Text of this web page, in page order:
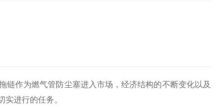
作为燃气管防尘塞进入市场，经济结构的不断变化以及
进行的任务。